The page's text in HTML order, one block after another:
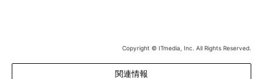
Copyright © ITmedia, Inc. All Rights Reserved.
関連情報